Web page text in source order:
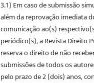
3.1) Em caso de submissão
além da reprovação imediata
comunicação ao(s)
periódico(s), a Revista Direito
reserva o direito de não
submissões de todos os
pelo prazo de 2 (dois) anos,